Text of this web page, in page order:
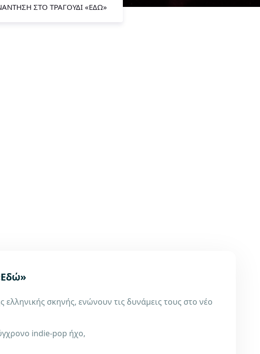
ΣΤΟ ΤΡΑΓΟΎΔΙ «ΕΔΏ»
σκηνής, ενώνουν τις δυνάμεις τους στο νέο
indie-pop ήχο,